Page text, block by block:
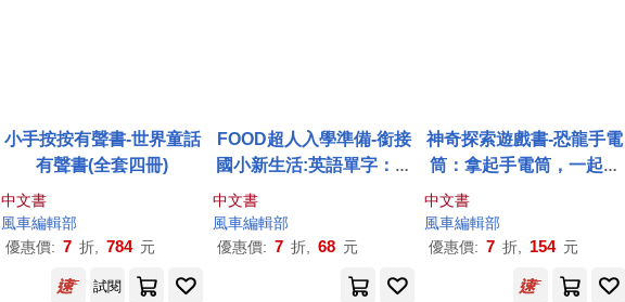
小手按按有聲書-世界童話
有聲書(全套四冊)
中文書
風車編輯部
優惠價: 7 折, 784 元
FOOD超人入學準備-銜接
國小新生活:英語單字：全
系列提供一年級科目的核
心素養題目
中文書
風車編輯部
優惠價: 7 折, 68 元
神奇探索遊戲書-恐龍手電
筒：拿起手電筒，一起展
開一場
中文書
風車編輯部
優惠價: 7 折, 154 元
試閱